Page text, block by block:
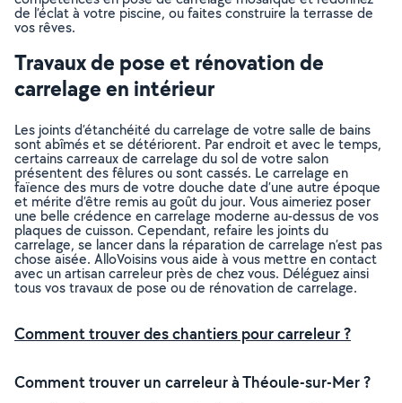
de l’éclat à votre piscine, ou faites construire la terrasse de
vos rêves.
Travaux de pose et rénovation de
carrelage en intérieur
Les joints d’étanchéité du carrelage de votre salle de bains
sont abîmés et se détériorent. Par endroit et avec le temps,
certains carreaux de carrelage du sol de votre salon
présentent des fêlures ou sont cassés. Le carrelage en
faïence des murs de votre douche date d’une autre époque
et mérite d’être remis au goût du jour. Vous aimeriez poser
une belle crédence en carrelage moderne au-dessus de vos
plaques de cuisson. Cependant, refaire les joints du
carrelage, se lancer dans la réparation de carrelage n’est pas
chose aisée. AlloVoisins vous aide à vous mettre en contact
avec un artisan carreleur près de chez vous. Déléguez ainsi
tous vos travaux de pose ou de rénovation de carrelage.
Comment trouver des chantiers pour carreleur ?
Comment trouver un carreleur à Théoule-sur-Mer ?